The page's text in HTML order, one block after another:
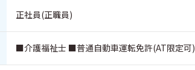
正社員(正職員)
■介護福祉士 ■普通自動車運転免許(AT限定可)